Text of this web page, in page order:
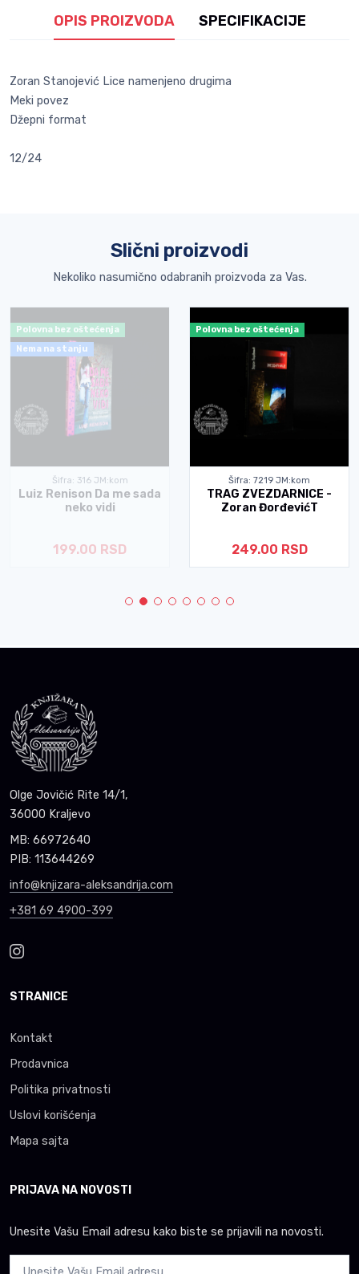
OPIS PROIZVODA SPECIFIKACIJE
Zoran Stanojević Lice namenjeno drugima
Meki povez
Džepni format
12/24
Slični proizvodi
Nekoliko nasumično odabranih proizvoda za Vas.
Polovna bez oštećenja
Nema na stanju
Šifra: 316 JM:kom
Luiz Renison Da me sada
neko vidi
199.00 RSD
Polovna bez oštećenja
Šifra: 7219 JM:kom
TRAG ZVEZDARNICE -
Zoran ĐorđevićT
249.00 RSD
Olge Jovičić Rite 14/1,
36000 Kraljevo
MB: 66972640
PIB: 113644269
info@knjizara-aleksandrija.com
+381 69 4900-399
STRANICE
Kontakt
Prodavnica
Politika privatnosti
Uslovi korišćenja
Mapa sajta
PRIJAVA NA NOVOSTI
Unesite Vašu Email adresu kako biste se prijavili na novosti.